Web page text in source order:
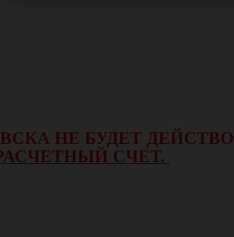
НЕ БУДЕТ
СЧЕТ.